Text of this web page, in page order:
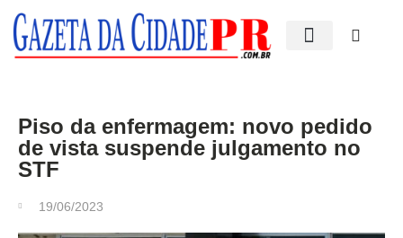
Piso da enfermagem: novo pedido
de vista suspende julgamento no
STF
19/06/2023